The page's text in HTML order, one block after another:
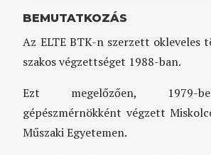
BEMUTATKOZÁS
Az ELTE BTK-n szerzett okleveles
szakos végzettséget 1988-ban.
Ezt megelőzően, 1979-
gépészmérnökként végzett
Műszaki Egyetemen.